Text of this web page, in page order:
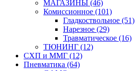
МАГАЗИНЫ (46)
Комиссионное (101)
Гладкоствольное (51)
Нарезное (29)
Травматическое (16)
ТЮНИНГ (12)
СХП и ММГ (12)
Пневматика (64)